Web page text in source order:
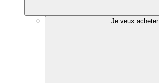
Je veux acheter